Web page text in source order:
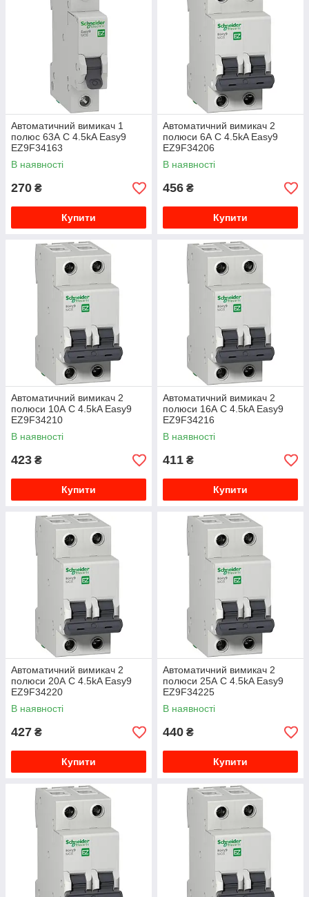
Автоматичний вимикач 1
полюс 63А C 4.5kA Easy9
EZ9F34163
В наявності
270 ₴
Купити
Автоматичний вимикач 2
полюси 6А C 4.5kA Easy9
EZ9F34206
В наявності
456 ₴
Купити
Автоматичний вимикач 2
полюси 10А C 4.5kA Easy9
EZ9F34210
В наявності
423 ₴
Купити
Автоматичний вимикач 2
полюси 16А C 4.5kA Easy9
EZ9F34216
В наявності
411 ₴
Купити
Автоматичний вимикач 2
полюси 20А C 4.5kA Easy9
EZ9F34220
В наявності
427 ₴
Купити
Автоматичний вимикач 2
полюси 25А C 4.5kA Easy9
EZ9F34225
В наявності
440 ₴
Купити